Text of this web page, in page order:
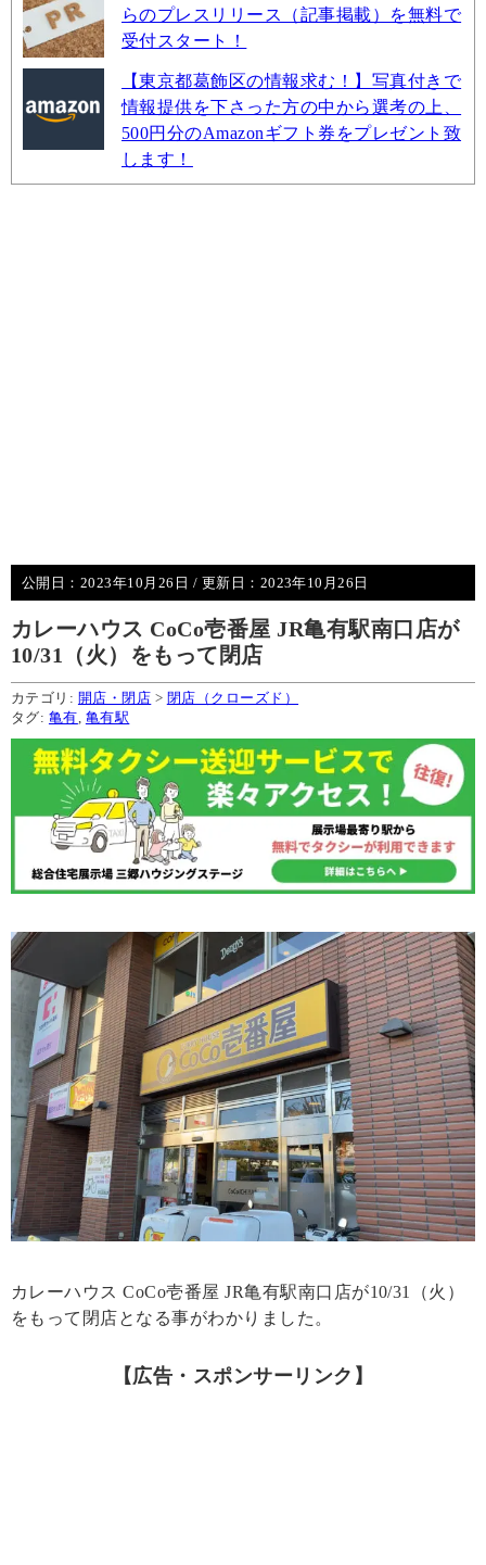
らのプレスリリース（記事掲載）を無料で
受付スタート！
【東京都葛飾区の情報求む！】写真付きで
情報提供を下さった方の中から選考の上、
500円分のAmazonギフト券をプレゼント致
します！
公開日： 2023年10月26日 / 更新日： 2023年10月26日
カレーハウス CoCo壱番屋 JR亀有駅南口店が
10/31（火）をもって閉店
カテゴリ: 開店・閉店 > 閉店（クローズド）
タグ: 亀有 亀有駅
カレーハウス CoCo壱番屋 JR亀有駅南口店が10/31（火）
をもって閉店となる事がわかりました。
【広告・スポンサーリンク】